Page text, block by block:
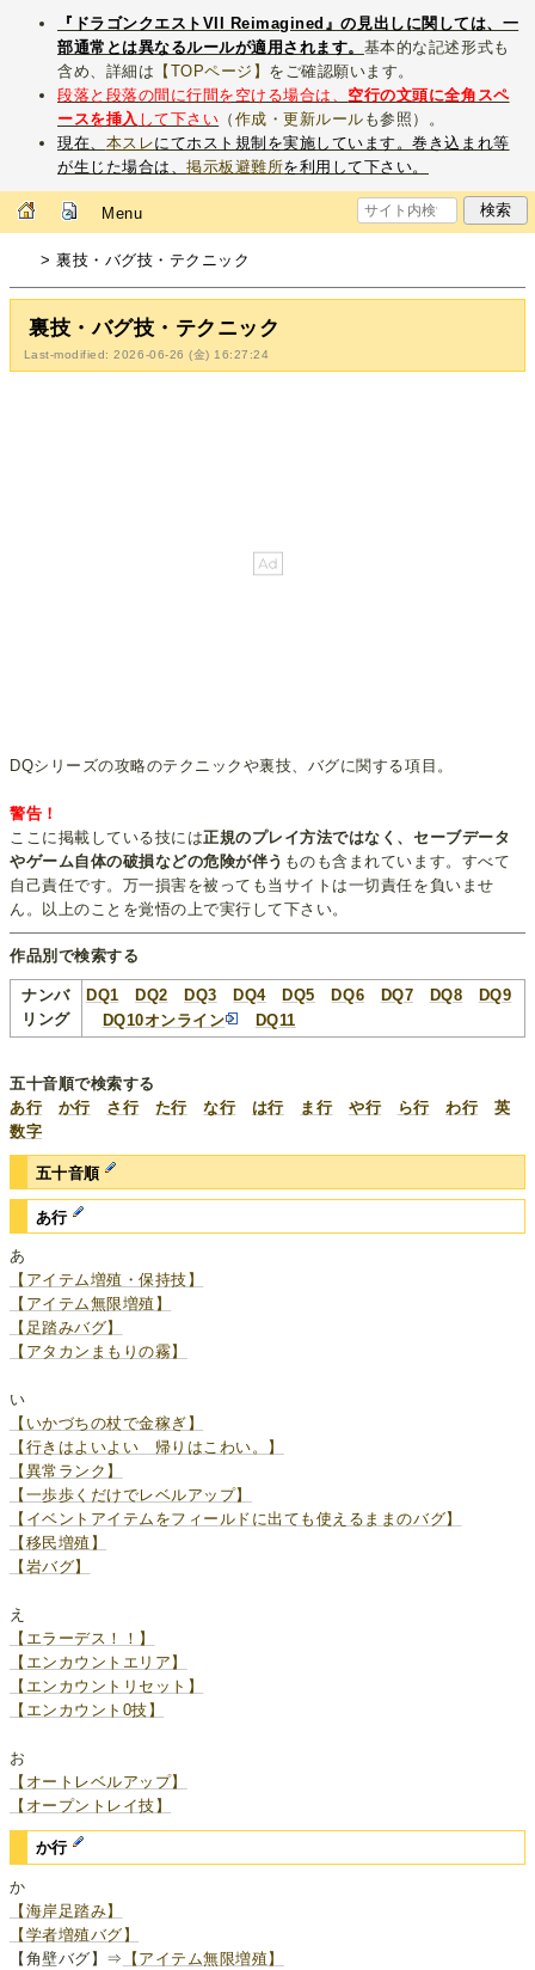
『ドラゴンクエストVII Reimagined』の見出しに関しては、一
部通常とは異なるルールが適用されます。 基本的な記述形式も
含め、詳細は 【TOPページ】 をご確認願います。
段落と段落の間に行間を空ける場合は、 空行の文頭に全角スペ
ースを挿入 して下さい （ 作成・更新ルール も参照）。
現在、 本スレにてホスト規制を実施しています。巻き込まれ等
が生じた場合は、掲示板避難所を利用して下さい。
Menu
> 裏技・バグ技・テクニック
裏技・バグ技・テクニック
Last-modified: 2026-06-26 (金) 16:27:24
DQシリーズの攻略のテクニックや裏技、バグに関する項目。
警告！
ここに掲載している技には正規のプレイ方法ではなく、セーブデータ
やゲーム自体の破損などの危険が伴う ものも含まれています。すべて
自己責任です。万一損害を被っても当サイトは一切責任を負いませ
ん。以上のことを覚悟の上で実行して下さい。
作品別で検索する
ナンバ
リング
DQ1 DQ2 DQ3 DQ4 DQ5 DQ6 DQ7 DQ8
DQ9
DQ10オンライン
DQ11
五十音順で検索する
あ行
か行 さ行 た行 な行 は行 ま行 や行 ら行 わ行
英
数字
五十音順
あ行
あ
【アイテム増殖・保持技】
【アイテム無限増殖】
【足踏みバグ】
【アタカンまもりの霧】
い
【いかづちの杖で金稼ぎ】
【行きはよいよい 帰りはこわい。】
【異常ランク】
【一歩歩くだけでレベルアップ】
【イベントアイテムをフィールドに出ても使えるままのバグ】
【移民増殖】
【岩バグ】
え
【エラーデス！！】
【エンカウントエリア】
【エンカウントリセット】
【エンカウント0技】
お
【オートレベルアップ】
【オープントレイ技】
か行
か
【海岸足踏み】
【学者増殖バグ】
【角壁バグ】⇒
【アイテム無限増殖】